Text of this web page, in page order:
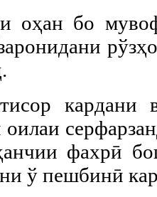
оҳан бо
кардани
оилаи
фахрӣ
ў пешбинӣ